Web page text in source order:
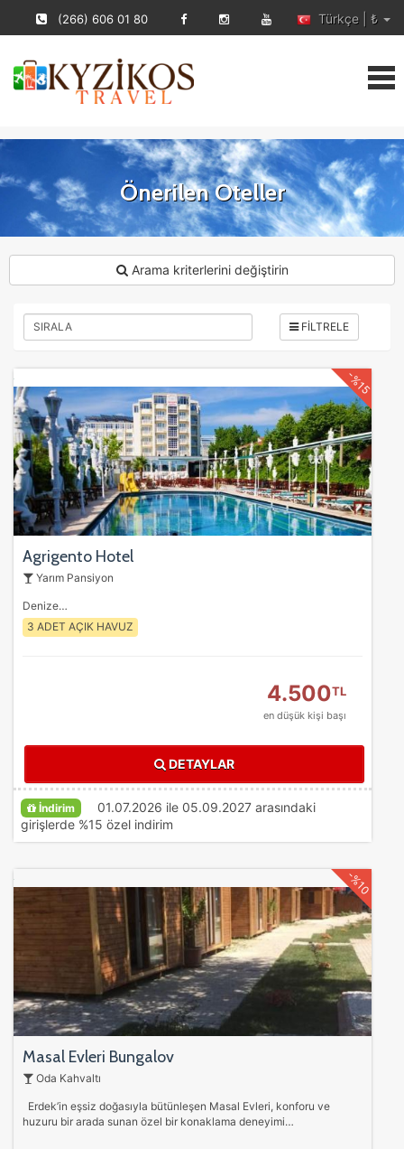
(266) 606 01 80 Türkçe | ₺
Önerilen Oteller
Arama kriterlerini değiştirin
FİLTRELE
Agrigento Hotel
Yarım Pansiyon
Denize…
3 ADET AÇIK HAVUZ
-%15
4.500TL
en düşük kişi başı
DETAYLAR
İndirim
01.07.2026 ile 05.09.2027 arasındaki
girişlerde %15 özel indirim
Masal Evleri Bungalov
Oda Kahvaltı
Erdek’in eşsiz doğasıyla bütünleşen Masal Evleri, konforu ve
huzuru bir arada sunan özel bir konaklama deneyimi…
-%10